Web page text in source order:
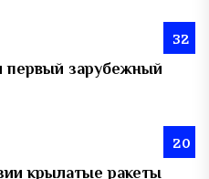
32
зарубежный
20
крылатые ракеты